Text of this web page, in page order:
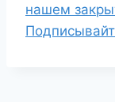
нашем